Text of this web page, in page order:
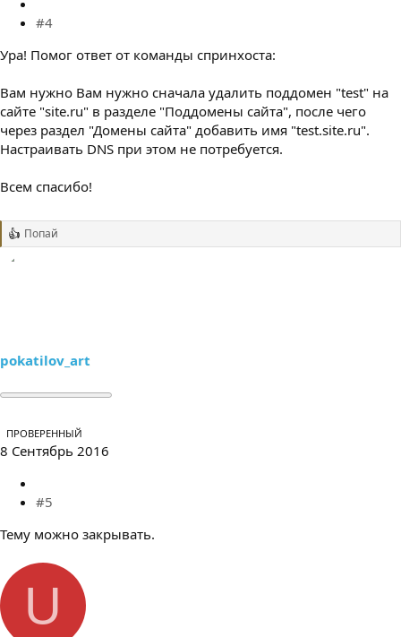
#4
Ура! Помог ответ от команды спринхоста:
Вам нужно Вам нужно сначала удалить поддомен "test" на
сайте "site.ru" в разделе "Поддомены сайта", после чего
через раздел "Домены сайта" добавить имя "test.site.ru".
Настраивать DNS при этом не потребуется.
Всем спасибо!
Р
Попай
pokatilov_art
ПРОВЕРЕННЫЙ
8 Сентябрь 2016
#5
Тему можно закрывать.
U